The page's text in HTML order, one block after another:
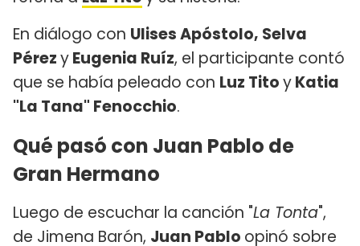
En diálogo con Ulises Apóstolo, Selva
PérezyEugenia Ruíz, el participante contó
que se había peleado con Luz TitoyKatia
"La Tana" Fenocchio.
Qué pasó con Juan Pablo de
Gran Hermano
Luego de escuchar la canción "La Tonta",
de Jimena Barón, Juan Pablo opinó sobre